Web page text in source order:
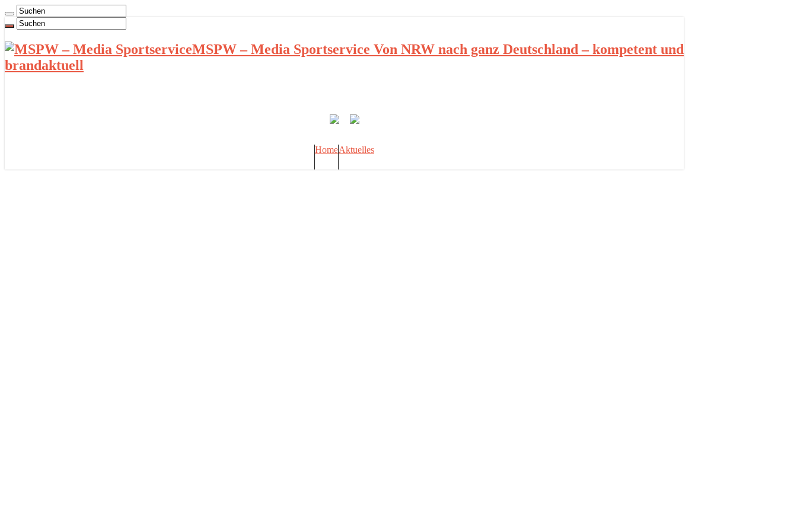
MSPW – Media Sportservice Von NRW nach ganz Deutschland – kompetent und
brandaktuell
HomeAktuelles